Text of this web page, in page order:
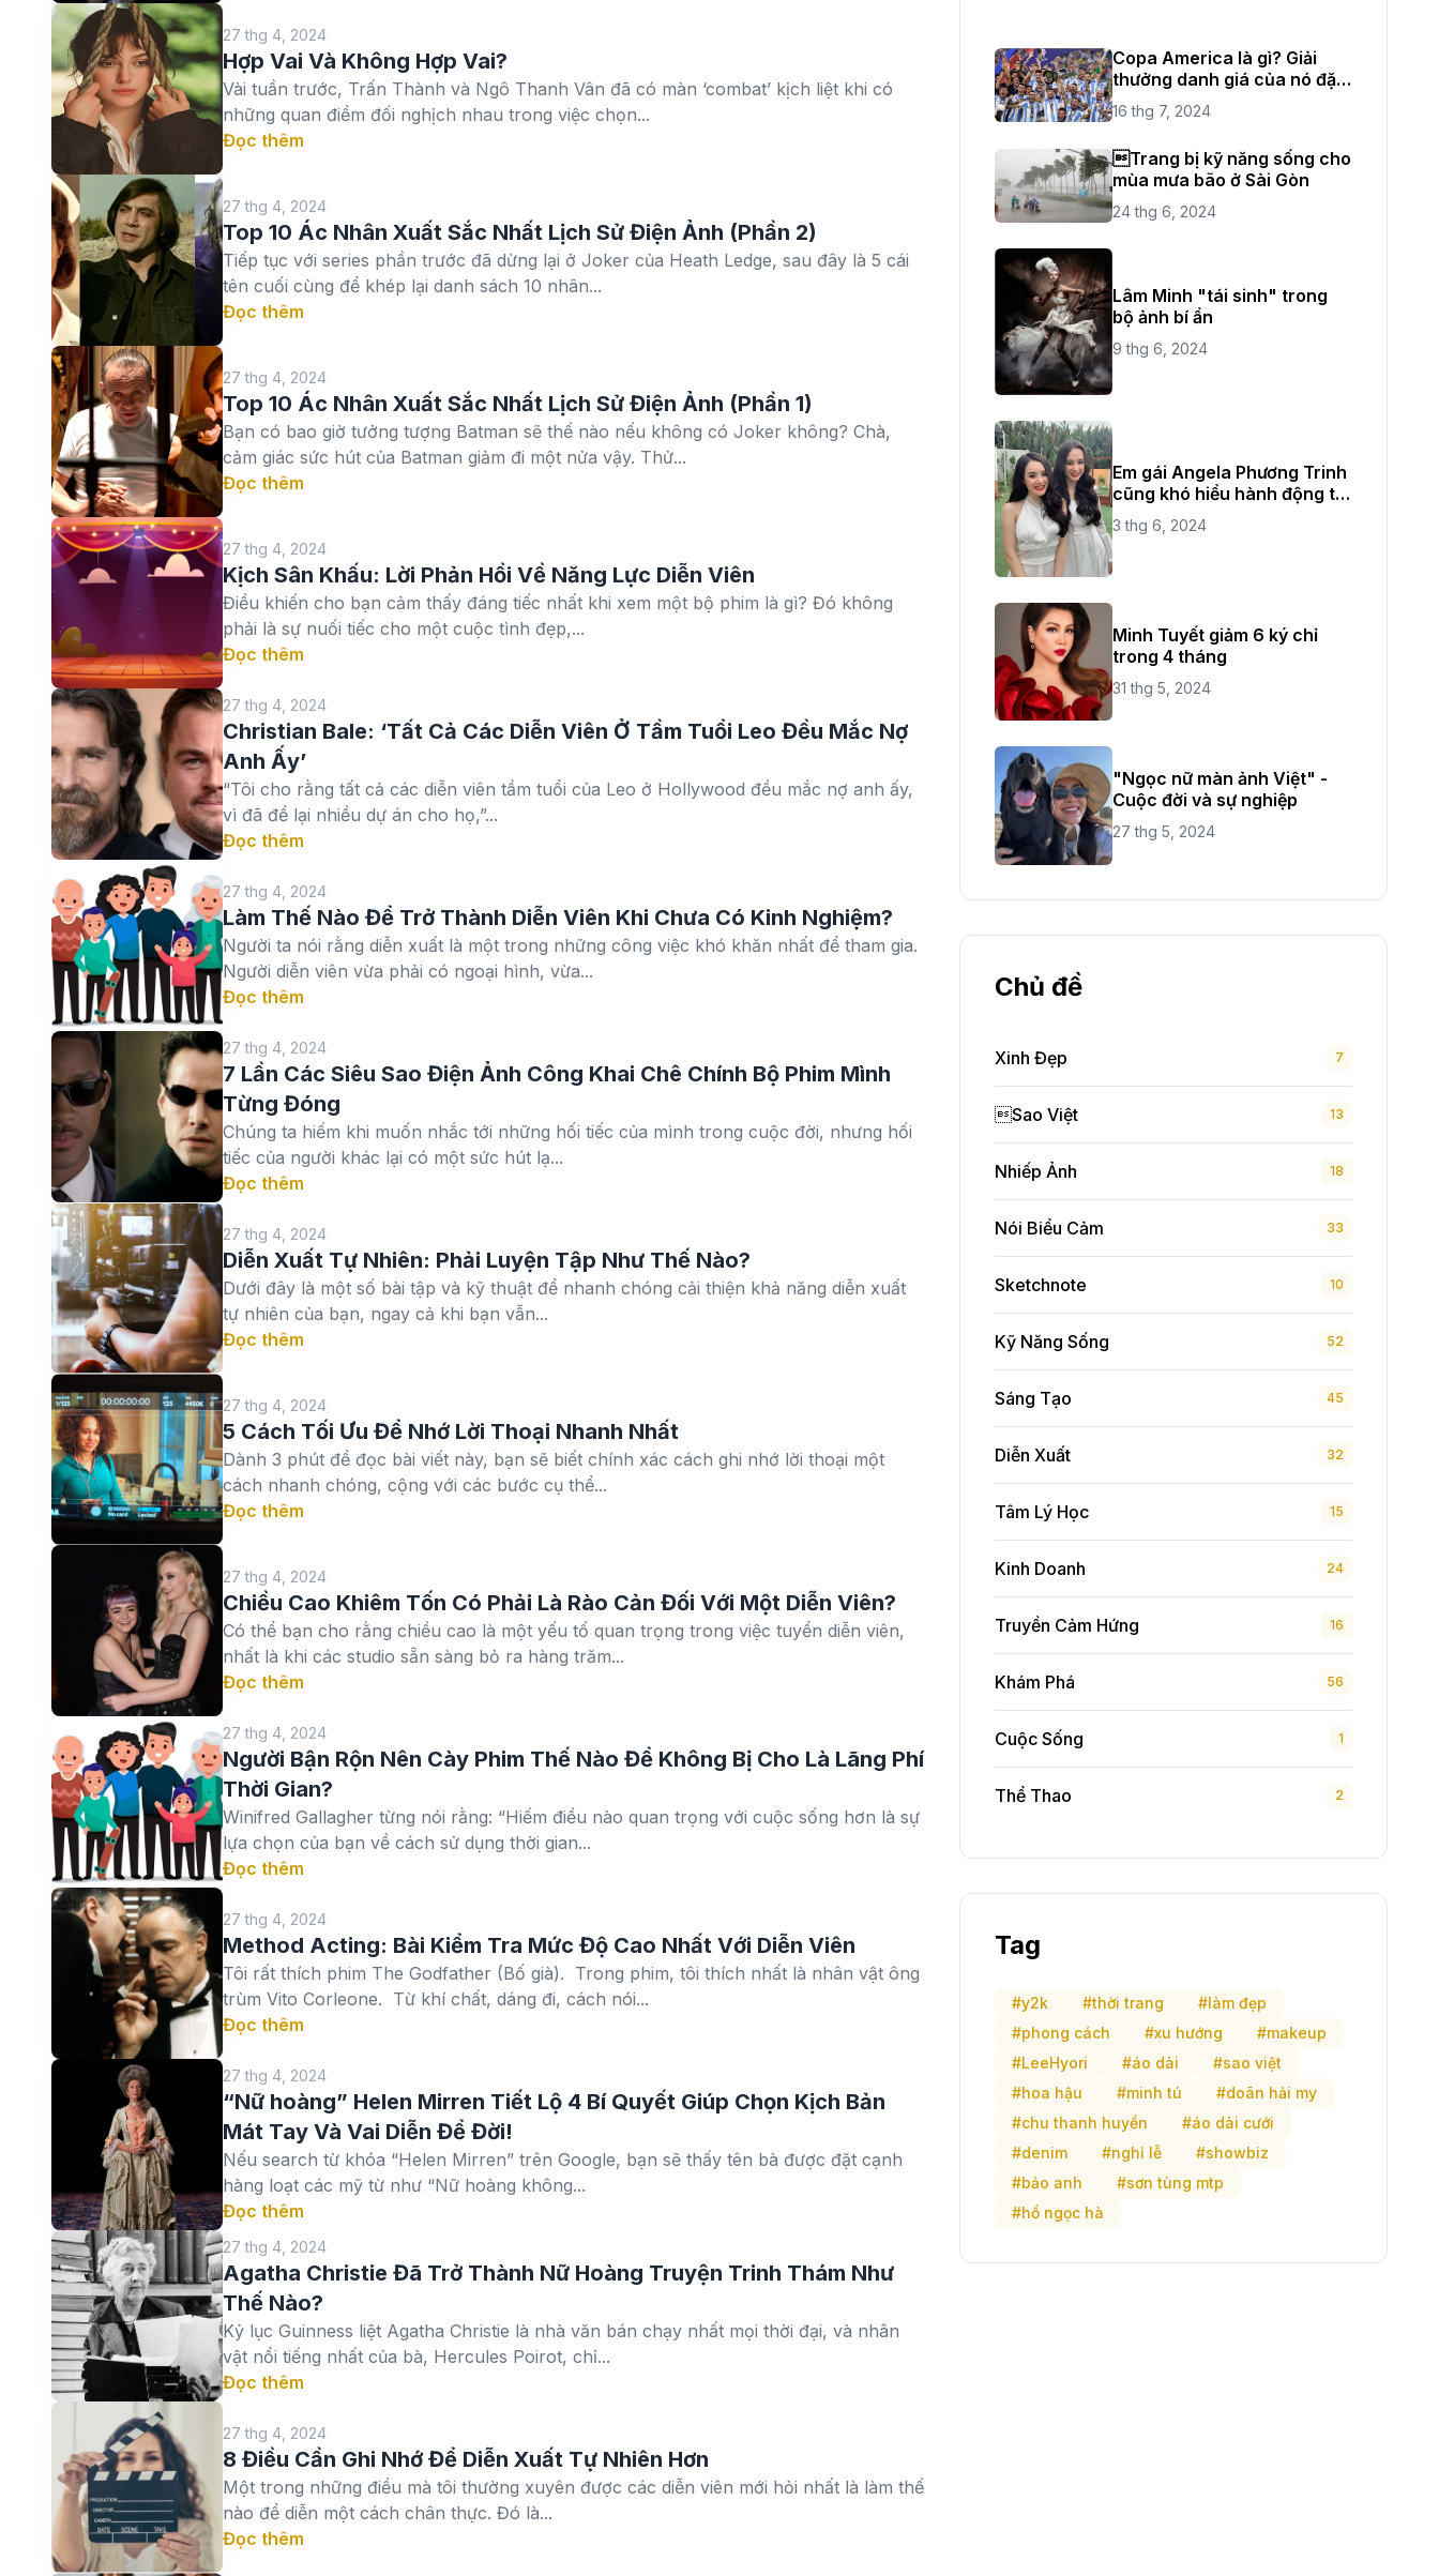
27 thg 4, 2024
Hợp Vai Và Không Hợp Vai?
Vài tuần trước, Trấn Thành và Ngô Thanh Vân đã có màn ‘combat’ kịch liệt khi có
những quan điểm đối nghịch nhau trong việc chọn...
Đọc thêm
27 thg 4, 2024
Top 10 Ác Nhân Xuất Sắc Nhất Lịch Sử Điện Ảnh (Phần 2)
Tiếp tục với series phần trước đã dừng lại ở Joker của Heath Ledge, sau đây là 5 cái
tên cuối cùng để khép lại danh sách 10 nhân...
Đọc thêm
27 thg 4, 2024
Top 10 Ác Nhân Xuất Sắc Nhất Lịch Sử Điện Ảnh (Phần 1)
Bạn có bao giờ tưởng tượng Batman sẽ thế nào nếu không có Joker không? Chà,
cảm giác sức hút của Batman giảm đi một nửa vậy. Thử...
Đọc thêm
27 thg 4, 2024
Kịch Sân Khấu: Lời Phản Hồi Về Năng Lực Diễn Viên
Điều khiến cho bạn cảm thấy đáng tiếc nhất khi xem một bộ phim là gì? Đó không
phải là sự nuối tiếc cho một cuộc tình đẹp,...
Đọc thêm
27 thg 4, 2024
Christian Bale: ‘Tất Cả Các Diễn Viên Ở Tầm Tuổi Leo Đều Mắc Nợ
Anh Ấy’
“Tôi cho rằng tất cả các diễn viên tầm tuổi của Leo ở Hollywood đều mắc nợ anh ấy,
vì đã để lại nhiều dự án cho họ,”...
Đọc thêm
27 thg 4, 2024
Làm Thế Nào Để Trở Thành Diễn Viên Khi Chưa Có Kinh Nghiệm?
Người ta nói rằng diễn xuất là một trong những công việc khó khăn nhất để tham gia.
Người diễn viên vừa phải có ngoại hình, vừa...
Đọc thêm
27 thg 4, 2024
7 Lần Các Siêu Sao Điện Ảnh Công Khai Chê Chính Bộ Phim Mình
Từng Đóng
Chúng ta hiếm khi muốn nhắc tới những hối tiếc của mình trong cuộc đời, nhưng hối
tiếc của người khác lại có một sức hút lạ...
Đọc thêm
27 thg 4, 2024
Diễn Xuất Tự Nhiên: Phải Luyện Tập Như Thế Nào?
Dưới đây là một số bài tập và kỹ thuật để nhanh chóng cải thiện khả năng diễn xuất
tự nhiên của bạn, ngay cả khi bạn vẫn...
Đọc thêm
27 thg 4, 2024
5 Cách Tối Ưu Để Nhớ Lời Thoại Nhanh Nhất
Dành 3 phút để đọc bài viết này, bạn sẽ biết chính xác cách ghi nhớ lời thoại một
cách nhanh chóng, cộng với các bước cụ thể...
Đọc thêm
27 thg 4, 2024
Chiều Cao Khiêm Tốn Có Phải Là Rào Cản Đối Với Một Diễn Viên?
Có thể bạn cho rằng chiều cao là một yếu tố quan trọng trong việc tuyển diễn viên,
nhất là khi các studio sẵn sàng bỏ ra hàng trăm...
Đọc thêm
27 thg 4, 2024
Người Bận Rộn Nên Cày Phim Thế Nào Để Không Bị Cho Là Lãng Phí
Thời Gian?
Winifred Gallagher từng nói rằng: “Hiếm điều nào quan trọng với cuộc sống hơn là sự
lựa chọn của bạn về cách sử dụng thời gian...
Đọc thêm
27 thg 4, 2024
Method Acting: Bài Kiểm Tra Mức Độ Cao Nhất Với Diễn Viên
Tôi rất thích phim The Godfather (Bố già). Trong phim, tôi thích nhất là nhân vật ông
trùm Vito Corleone. Từ khí chất, dáng đi, cách nói...
Đọc thêm
27 thg 4, 2024
“Nữ hoàng” Helen Mirren Tiết Lộ 4 Bí Quyết Giúp Chọn Kịch Bản
Mát Tay Và Vai Diễn Để Đời!
Nếu search từ khóa “Helen Mirren” trên Google, bạn sẽ thấy tên bà được đặt cạnh
hàng loạt các mỹ từ như “Nữ hoàng không...
Đọc thêm
27 thg 4, 2024
Agatha Christie Đã Trở Thành Nữ Hoàng Truyện Trinh Thám Như
Thế Nào?
Kỷ lục Guinness liệt Agatha Christie là nhà văn bán chạy nhất mọi thời đại, và nhân
vật nổi tiếng nhất của bà, Hercules Poirot, chỉ...
Đọc thêm
27 thg 4, 2024
8 Điều Cần Ghi Nhớ Để Diễn Xuất Tự Nhiên Hơn
Một trong những điều mà tôi thường xuyên được các diễn viên mới hỏi nhất là làm thế
nào để diễn một cách chân thực. Đó là...
Đọc thêm
Copa America là gì? Giải
thưởng danh giá của nó đặc
biệt như thế nào?
16 thg 7, 2024
Trang bị kỹ năng sống cho
mùa mưa bão ở Sài Gòn
24 thg 6, 2024
Lâm Minh "tái sinh" trong
bộ ảnh bí ẩn
9 thg 6, 2024
Em gái Angela Phương Trinh
cũng khó hiểu hành động từ
chị ruột
3 thg 6, 2024
Minh Tuyết giảm 6 ký chỉ
trong 4 tháng
31 thg 5, 2024
"Ngọc nữ màn ảnh Việt" -
Cuộc đời và sự nghiệp
27 thg 5, 2024
Chủ đề
Xinh Đẹp 7
Sao Việt 13
Nhiếp Ảnh 18
Nói Biểu Cảm 33
Sketchnote 10
Kỹ Năng Sống 52
Sáng Tạo 45
Diễn Xuất 32
Tâm Lý Học 15
Kinh Doanh 24
Truyền Cảm Hứng 16
Khám Phá 56
Cuộc Sống 1
Thể Thao 2
Tag
#y2k #thời trang
#làm đẹp
#phong cách
#xu hướng
#makeup
#LeeHyori
#áo dài
#sao việt
#hoa hậu
#minh tú
#doãn hải my
#chu thanh huyền
#áo dài cưới
#denim
#nghỉ lễ
#showbiz
#bảo anh
#sơn tùng mtp
#hồ ngọc hà